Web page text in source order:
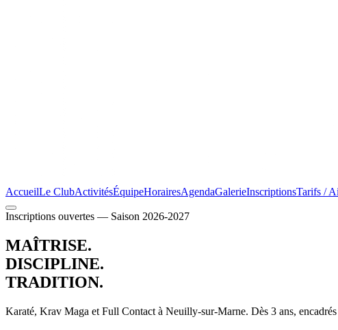
AccueilLe ClubActivitésÉquipeHorairesAgendaGalerieInscriptionsTarifs /
Inscriptions ouvertes — Saison 2026-2027
MAÎTRISE.
DISCIPLINE.
TRADITION.
Karaté, Krav Maga et Full Contact à Neuilly-sur-Marne. Dès 3 ans,